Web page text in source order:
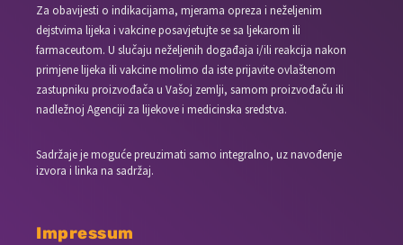
Za obavijesti o indikacijama, mjerama opreza i neželjenim
dejstvima lijeka i vakcine posavjetujte se sa ljekarom ili
farmaceutom. U slučaju neželjenih događaja i/ili reakcija nakon
primjene lijeka ili vakcine molimo da iste prijavite ovlaštenom
zastupniku proizvođača u Vašoj zemlji, samom proizvođaču ili
nadležnoj Agenciji za lijekove i medicinska sredstva.
Sadržaje je moguće preuzimati samo integralno, uz navođenje
izvora i linka na sadržaj.
Impressum